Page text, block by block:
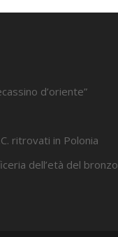
d’oriente”
ritrovati in Polonia
dell’età del bronzo